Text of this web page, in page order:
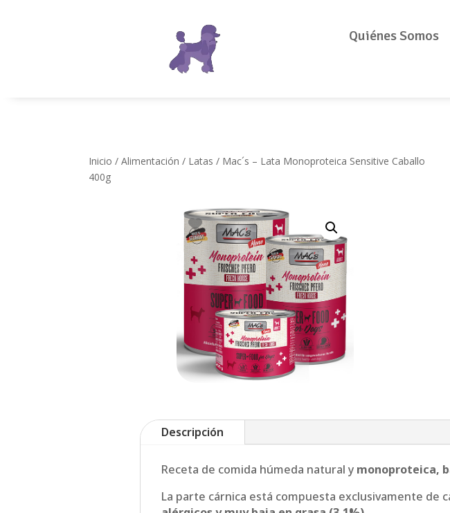
Quiénes Somos
Inicio / Alimentación / Latas / Mac´s – Lata Monoproteica Sensitive Caballo
400g
Descripción
Receta de comida húmeda natural y monoproteica,
La parte cárnica está compuesta exclusivamente de